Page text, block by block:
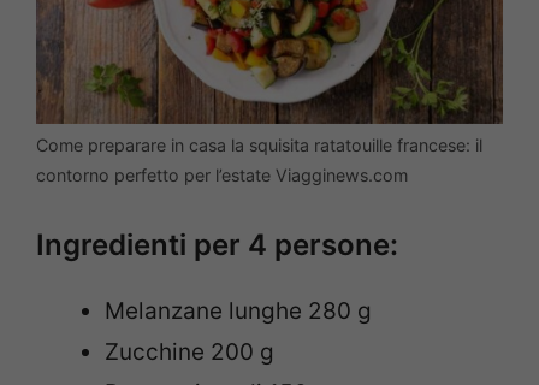
Come preparare in casa la squisita ratatouille francese: il
contorno perfetto per l’estate Viagginews.com
Ingredienti per 4 persone:
Melanzane lunghe 280 g
Zucchine 200 g